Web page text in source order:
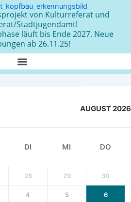
von Kulturreferat und
Stadtjugendamt!
läuft bis Ende 2027. Neue
ab 26.11.25!
AUGUST 2026
DI MI DO
28 29 30
4 5 6